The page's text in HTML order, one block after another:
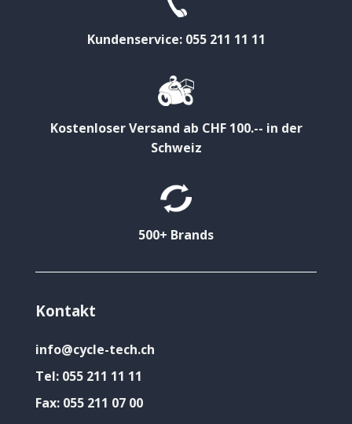
Kundenservice: 055 211 11 11
Kostenloser Versand ab CHF 100.-- in der
Schweiz
500+ Brands
Kontakt
info@cycle-tech.ch
Tel: 055 211 11 11
Fax: 055 211 07 00